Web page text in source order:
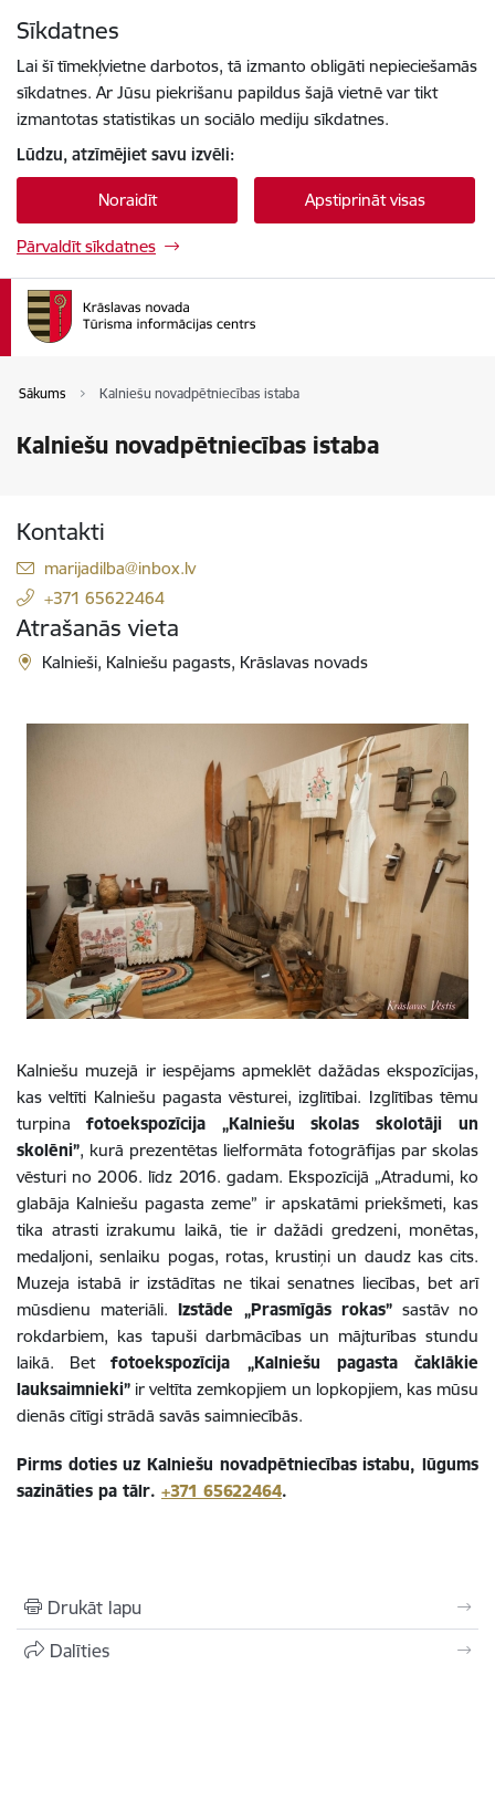
Sīkdatnes
Lai šī tīmekļvietne darbotos, tā izmanto obligāti nepieciešamās
sīkdatnes. Ar Jūsu piekrišanu papildus šajā vietnē var tikt
izmantotas statistikas un sociālo mediju sīkdatnes.
Lūdzu, atzīmējiet savu izvēli:
Noraidīt Apstiprināt visas
Pārvaldīt sīkdatnes
Sākums Kalniešu novadpētniecības istaba
Kalniešu novadpētniecības istaba
Kontakti
E-pasts:
marijadilba@inbox.lv
+371 65622464
Atrašanās vieta
Kalnieši, Kalniešu pagasts, Krāslavas novads
Kalniešu muzejā ir iespējams apmeklēt dažādas ekspozīcijas,
kas veltīti Kalniešu pagasta vēsturei, izglītībai. Izglītības tēmu
turpina fotoekspozīcija „Kalniešu skolas skolotāji un
skolēni”, kurā prezentētas lielformāta fotogrāfijas par skolas
vēsturi no 2006. līdz 2016. gadam. Ekspozīcijā „Atradumi, ko
glabāja Kalniešu pagasta zeme” ir apskatāmi priekšmeti, kas
tika atrasti izrakumu laikā, tie ir dažādi gredzeni, monētas,
medaljoni, senlaiku pogas, rotas, krustiņi un daudz kas cits.
Muzeja istabā ir izstādītas ne tikai senatnes liecības, bet arī
mūsdienu materiāli. Izstāde „Prasmīgās rokas” sastāv no
rokdarbiem, kas tapuši darbmācības un mājturības stundu
laikā. Betfotoekspozīcija „Kalniešu pagasta čaklākie
lauksaimnieki” ir veltīta zemkopjiem un lopkopjiem, kas mūsu
dienās cītīgi strādā savās saimniecībās.
Pirms doties uz Kalniešu novadpētniecības istabu, lūgums
sazināties pa tālr. +371 65622464.
Drukāt lapu
Dalīties